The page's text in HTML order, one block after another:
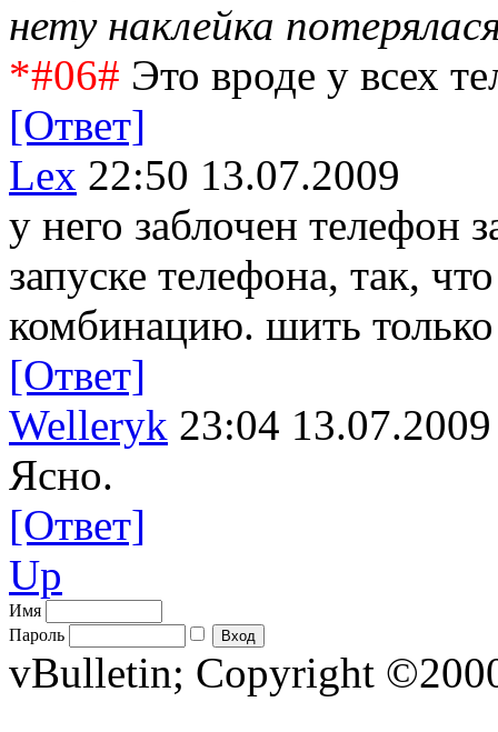
нету наклейка
*#06# Это вроде у всех
[Ответ]
Lex 22:50 13.07.2009
у него заблочен телефон
запуске телефона, так,
комбинацию. шить только
[Ответ]
Welleryk 23:04 13.07.2009
Ясно.
[Ответ]
Up
Имя
Пароль
vBulletin; Copyright